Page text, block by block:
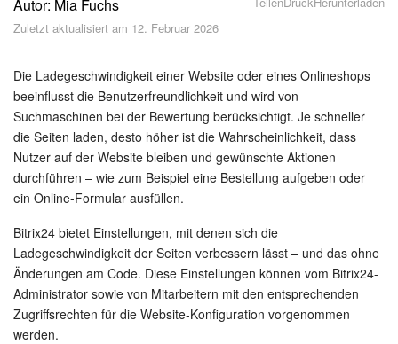
Sicherheit
Feed
Abonnement
Aufgaben und Projekte
KI-Projekte
Messenger
Collabs
Autor: Mia Fuchs
Zuletzt aktualisiert am 12. Februar 2026
Die Ladegeschwindigkeit einer Website oder eines Onlineshops
beeinflusst die Benutzerfreundlichkeit und wird von
Suchmaschinen bei der Bewertung berücksichtigt. Je schneller
die Seiten laden, desto höher ist die Wahrscheinlichkeit, dass
Nutzer auf der Website bleiben und gewünschte Aktionen
durchführen – wie zum Beispiel eine Bestellung aufgeben oder
ein Online-Formular ausfüllen.
Bitrix24 bietet Einstellungen, mit denen sich die
Ladegeschwindigkeit der Seiten verbessern lässt – und das ohne
Änderungen am Code. Diese Einstellungen können vom Bitrix24-
Administrator sowie von Mitarbeitern mit den entsprechenden
Zugriffsrechten für die Website-Konfiguration vorgenommen
werden.